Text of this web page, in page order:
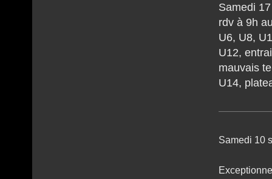
Samedi
rdv à 9h
U6, U8,
U12,
mauvais
U14,
Samedi 10